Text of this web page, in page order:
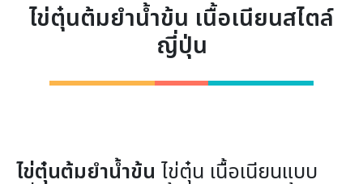
ไข่ตุ๋นต้มยำน้ำข้น เนื้อเนียนสไตล์
ญี่ปุ่น
ไข่ตุ๋นต้มยำน้ำข้น ไข่ตุ๋น เนื้อเนียนแบบ